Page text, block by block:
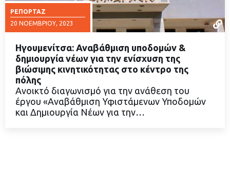
ΡΕΠΟΡΤΆΖ
20 ΝΟΕΜΒΡΊΟΥ, 2023
Ηγουμενίτσα: Αναβάθμιση υποδομών &
δημιουργία νέων για την ενίσχυση της
βιώσιμης κινητικότητας στο κέντρο της
πόλης
Ανοικτό διαγωνισμό για την ανάθεση του
έργου «Αναβάθμιση Υφιστάμενων Υποδομών
και Δημιουργία Νέων για την…